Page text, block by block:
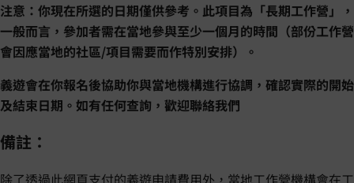
注意：你現在所選的日期僅供參考。此項目為「長期工作營」，
一般而言，參加者需在當地參與至少一個月的時間（部份工作營
會因應當地的社區/項目需要而作特別安排）。
義遊會在你報名後協助你與當地機構進行協調，確認實際的開始
及結束日期。如有任何查詢，歡迎聯絡我們
備註：